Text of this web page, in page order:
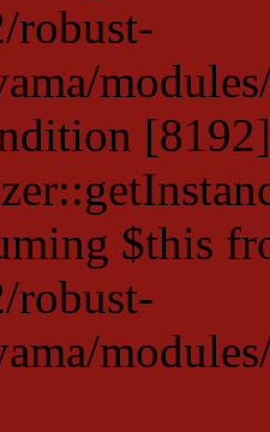
robust-
$this
robust-